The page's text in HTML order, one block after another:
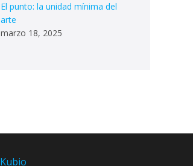
El punto: la unidad mínima del
arte
marzo 18, 2025
Kubio